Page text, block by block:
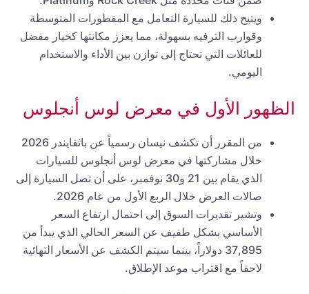
ويتيح ذلك للسيارة التعامل مع المقطورات المتوسطة
وقوارب الترفيه بسهولة، مما يعزز مكانتها كخيار مفضل
للعائلات التي تحتاج إلى توازن بين الأداء والاستخدام
اليومي.
الظهور الأول في معرض لوس أنجلوس
من المقرر أن تكشف نيسان رسمياً عن باثفايندر 2026
خلال مشاركتها في معرض لوس أنجلوس للسيارات
الذي يقام بين 21 و30 نوفمبر، على أن تصل السيارة إلى
صالات العرض خلال الربع الأول من عام 2026.
وتشير تقديرات السوق إلى احتمال ارتفاع السعر
الأساسي بشكل طفيف عن السعر الحالي الذي يبدأ من
37,895 دولاراً، بينما سيتم الكشف عن الأسعار النهائية
لاحقاً مع اقتراب موعد الإطلاق.